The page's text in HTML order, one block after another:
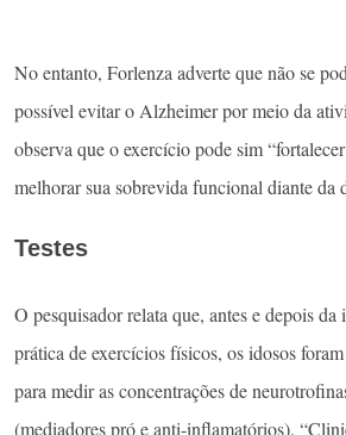
No entanto, Forlenza adverte que não se
possível evitar o Alzheimer por meio da
observa que o exercício pode sim
melhorar sua sobrevida funcional diante da
Testes
O pesquisador relata que, antes e depois da
prática de exercícios físicos, os idosos
para medir as concentrações de
(mediadores pró e anti-inflamatórios).